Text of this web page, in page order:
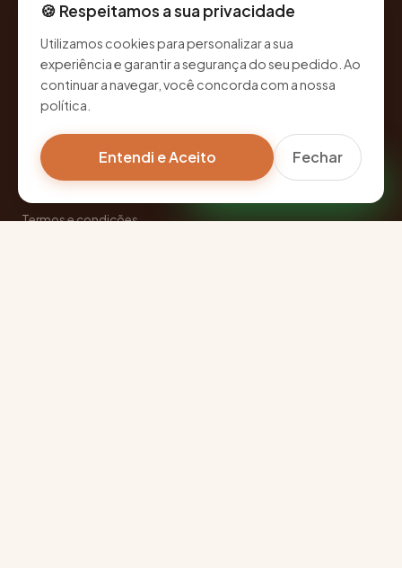
NAVEGAÇÃO
Diferenciais
Como funciona
Sobre nós
Termos e condições
🍪 Respeitamos a sua privacidade
Utilizamos cookies para personalizar a sua
experiência e garantir a segurança do seu pedido. Ao
continuar a navegar, você concorda com a nossa
política.
Entendi e Aceito Fechar
Falar pelo WhatsApp